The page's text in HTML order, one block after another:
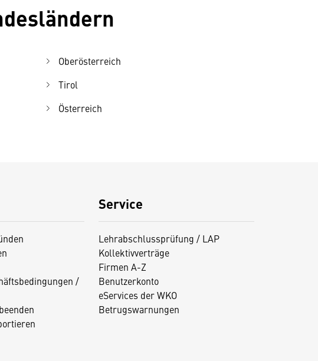
Oberösterreich
Tirol
Österreich
/
Service
Lehrabschlussprüfung / LAP
Kollektivverträge
Firmen A-Z
Benutzerkonto
eServices der WKO
Betrugswarnungen